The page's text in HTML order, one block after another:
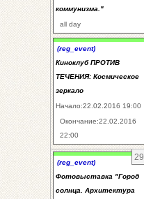
коммунизма."
all day
(reg_event)
Киноклуб ПРОТИВ
ТЕЧЕНИЯ: Космическое
зеркало
Начало:22.02.2016 19:00
Окончание:22.02.2016
22:00
29
(reg_event)
Фотовыставка "Город
солнца. Архитектура